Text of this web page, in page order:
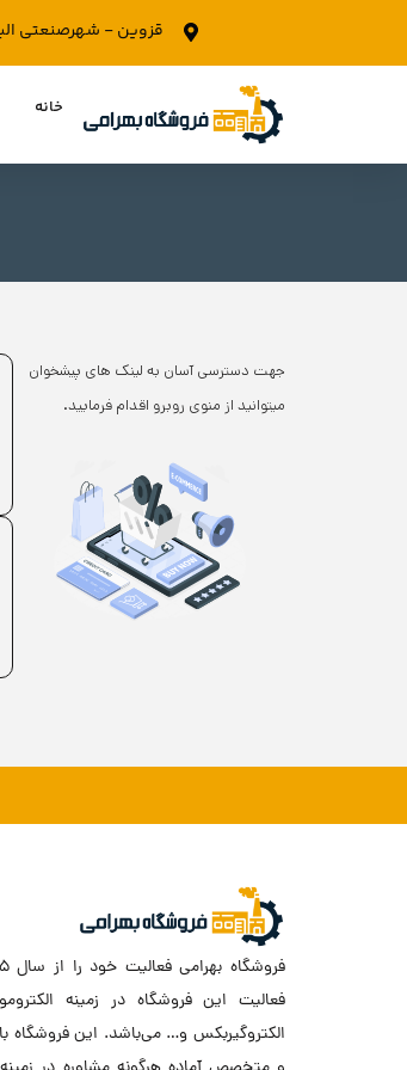
قزوین - شهرصنعتی
خانه
جهت دسترسی آسان به لینک های پیشخوان
میتوانید از منوی روبرو اقدام فرمایید.
فعالیت این فروشگاه در زمینه
الکتروگیربکس و… می‌باشد. این فروشگاه با